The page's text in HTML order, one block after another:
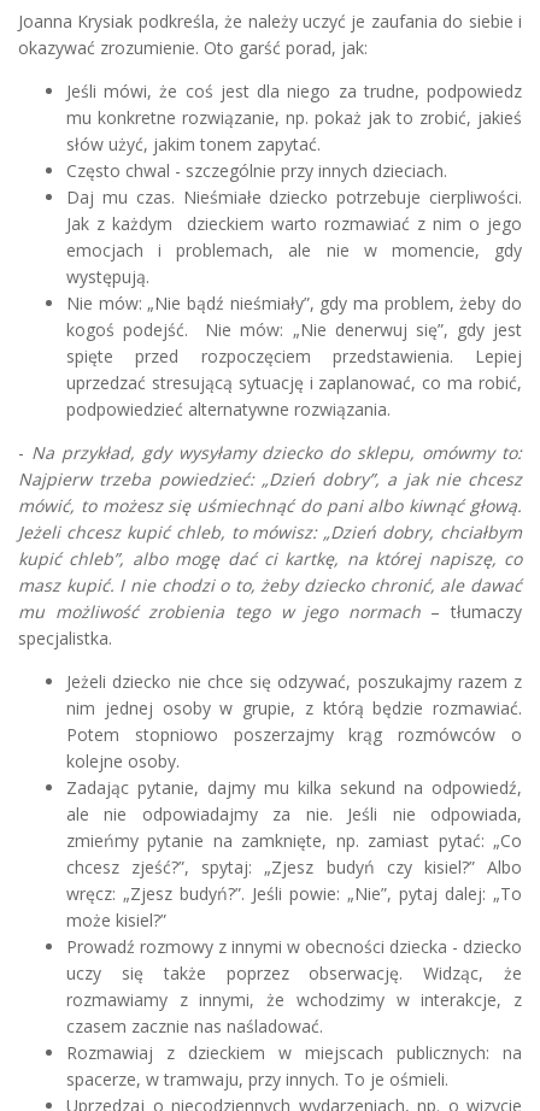
Joanna Krysiak podkreśla, że należy uczyć je zaufania do siebie i
okazywać zrozumienie. Oto garść porad, jak:
Jeśli mówi, że coś jest dla niego za trudne, podpowiedz
mu konkretne rozwiązanie, np. pokaż jak to zrobić, jakieś
słów użyć, jakim tonem zapytać.
Często chwal - szczególnie przy innych dzieciach.
Daj mu czas. Nieśmiałe dziecko potrzebuje cierpliwości.
Jak z każdym dzieckiem warto rozmawiać z nim o jego
emocjach i problemach, ale nie w momencie, gdy
występują.
Nie mów: „Nie bądź nieśmiały”, gdy ma problem, żeby do
kogoś podejść. Nie mów: „Nie denerwuj się”, gdy jest
spięte przed rozpoczęciem przedstawienia. Lepiej
uprzedzać stresującą sytuację i zaplanować, co ma robić,
podpowiedzieć alternatywne rozwiązania.
- Na przykład, gdy wysyłamy dziecko do sklepu, omówmy to:
Najpierw trzeba powiedzieć: „Dzień dobry”, a jak nie chcesz
mówić, to możesz się uśmiechnąć do pani albo kiwnąć głową.
Jeżeli chcesz kupić chleb, to mówisz: „Dzień dobry, chciałbym
kupić chleb”, albo mogę dać ci kartkę, na której napiszę, co
masz kupić. I nie chodzi o to, żeby dziecko chronić, ale dawać
mu możliwość zrobienia tego w jego normach – tłumaczy
specjalistka.
Jeżeli dziecko nie chce się odzywać, poszukajmy razem z
nim jednej osoby w grupie, z którą będzie rozmawiać.
Potem stopniowo poszerzajmy krąg rozmówców o
kolejne osoby.
Zadając pytanie, dajmy mu kilka sekund na odpowiedź,
ale nie odpowiadajmy za nie. Jeśli nie odpowiada,
zmieńmy pytanie na zamknięte, np. zamiast pytać: „Co
chcesz zjeść?”, spytaj: „Zjesz budyń czy kisiel?” Albo
wręcz: „Zjesz budyń?”. Jeśli powie: „Nie”, pytaj dalej: „To
może kisiel?”
Prowadź rozmowy z innymi w obecności dziecka - dziecko
uczy się także poprzez obserwację. Widząc, że
rozmawiamy z innymi, że wchodzimy w interakcje, z
czasem zacznie nas naśladować.
Rozmawiaj z dzieckiem w miejscach publicznych: na
spacerze, w tramwaju, przy innych. To je ośmieli.
Uprzedzaj o niecodziennych wydarzeniach, np. o wizycie